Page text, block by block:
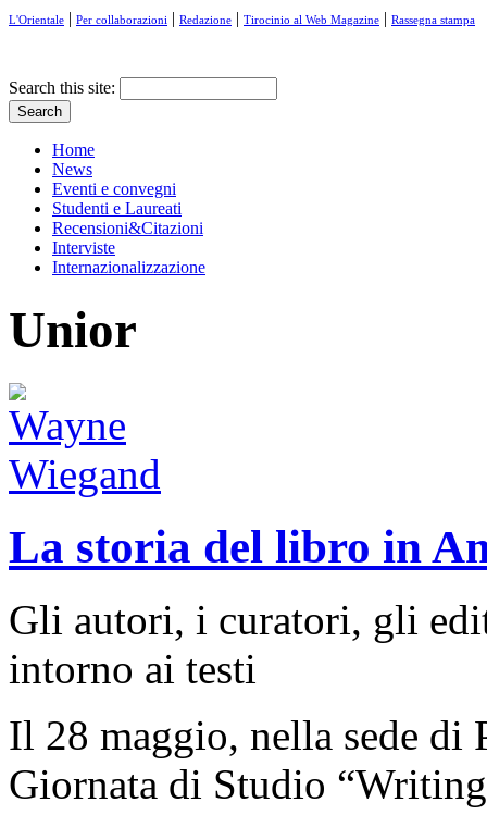
L'Orientale | Per collaborazioni | Redazione | Tirocinio al Web Magazine | Rassegna stampa
Search this site:
Home
News
Eventi e convegni
Studenti e Laureati
Recensioni&Citazioni
Interviste
Internazionalizzazione
Unior
La storia del libro in
Gli autori, i curatori, gli
intorno ai testi
Il 28 maggio, nella sede di
Giornata di Studio